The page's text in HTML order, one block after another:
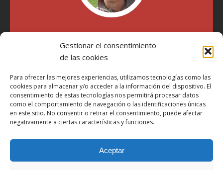
Gestionar el consentimiento
de las cookies
Para ofrecer las mejores experiencias, utilizamos tecnologías como las
cookies para almacenar y/o acceder a la información del dispositivo. El
consentimiento de estas tecnologías nos permitirá procesar datos
como el comportamiento de navegación o las identificaciones únicas
en este sitio. No consentir o retirar el consentimiento, puede afectar
negativamente a ciertas características y funciones.
Aceptar
"Soy Manel Hospido, nací en Valencia en 1969 y desde el
año 2007 he escrito sobre motos en distintos medios.
Millatrece.com es una apuesta por escribir sobre lo que me
participa"
Aviso Legal
Política de Privacidad
Más Información sobre Cookies